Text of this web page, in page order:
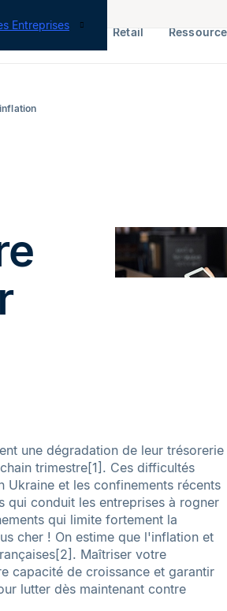
Entreprises
Finance Retail
une dégradation de leur trésorerie
trimestre[1]. Ces difficultés
Ukraine et les confinements récents
qui conduit les entreprises à rogner
qui limite fortement la
cher ! On estime que l'inflation et
Maîtriser votre
capacité de croissance et garantir
lutter dès maintenant contre